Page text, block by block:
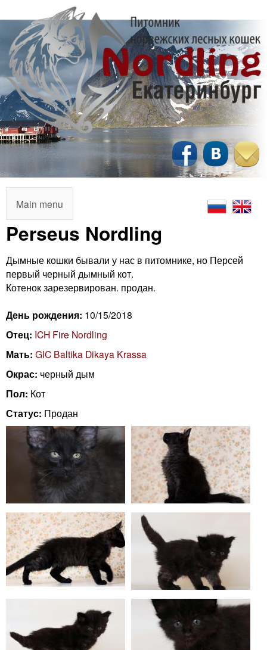
Перейти
к
основному
содержанию
N
o
d
l
i
n
g
C
a
t
M
a
n
m
e
n
u
Main menu
Perseus Nordling
Дымные кошки бывали у нас в питомнике, но Персей
первый черный дымный кот.
Котенок зарезервирован. продан.
День рождения: 10/15/2018
Отец: ICH Fire Nordling
Мать: GIC Baltika Dikaya Krassa
Окрас: черный дым
Пол: Кот
Статус: Продан